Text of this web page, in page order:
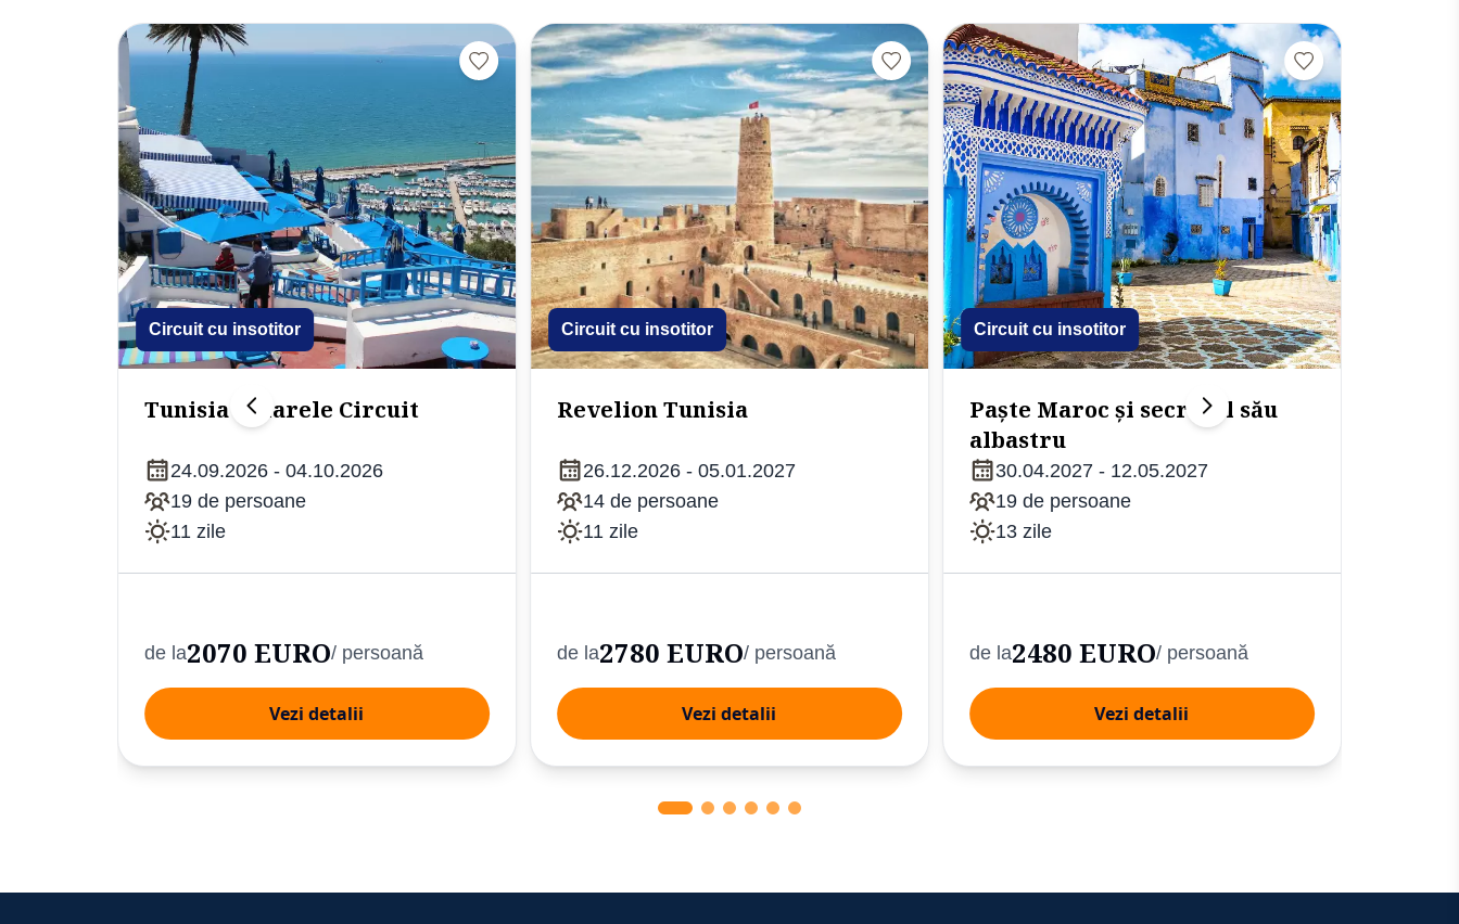
Circuit cu insotitor
Tunisia – Marele Circuit
24.09.2026 - 04.10.2026
19 de persoane
11 zile
de la2070 EURO/ persoană
Vezi detalii
Circuit cu insotitor
Revelion Tunisia
26.12.2026 - 05.01.2027
14 de persoane
11 zile
de la2780 EURO/ persoană
Vezi detalii
Circuit cu insotitor
Paște Maroc și secretul său
albastru
30.04.2027 - 12.05.2027
19 de persoane
13 zile
de la2480 EURO/ persoană
Vezi detalii